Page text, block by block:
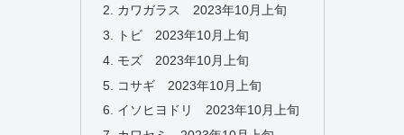
カワガラス 2023年10月上旬
トビ 2023年10月上旬
モズ 2023年10月上旬
コサギ 2023年10月上旬
イソヒヨドリ 2023年10月上旬